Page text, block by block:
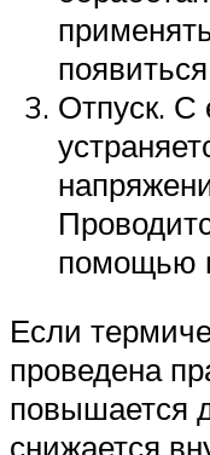
Отпуск.
помощью
Если
проведена
повышается
снижается